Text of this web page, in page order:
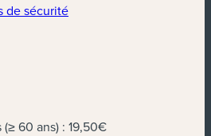
de sécurité
60 ans) : 19,50€